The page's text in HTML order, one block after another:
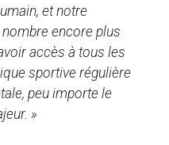
et notre
encore plus
accès à tous les
sportive régulière
peu importe le
»